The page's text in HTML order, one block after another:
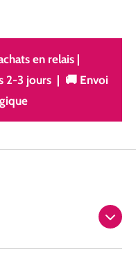
en relais |
2-3 jours | 🚚 Envoi